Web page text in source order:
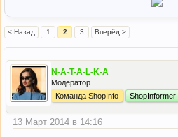
< Назад 1 2 3 Вперёд >
N-A-T-A-L-K-A
Модератор
Команда ShopInfo
ShopInformer
13 Март 2014 в 14:16